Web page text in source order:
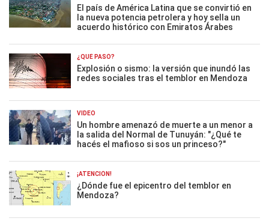
El país de América Latina que se convirtió en
la nueva potencia petrolera y hoy sella un
acuerdo histórico con Emiratos Árabes
¿QUÉ PASÓ?
Explosión o sismo: la versión que inundó las
redes sociales tras el temblor en Mendoza
VIDEO
Un hombre amenazó de muerte a un menor a
la salida del Normal de Tunuyán: "¿Qué te
hacés el mafioso si sos un princeso?"
¡ATENCIÓN!
¿Dónde fue el epicentro del temblor en
Mendoza?